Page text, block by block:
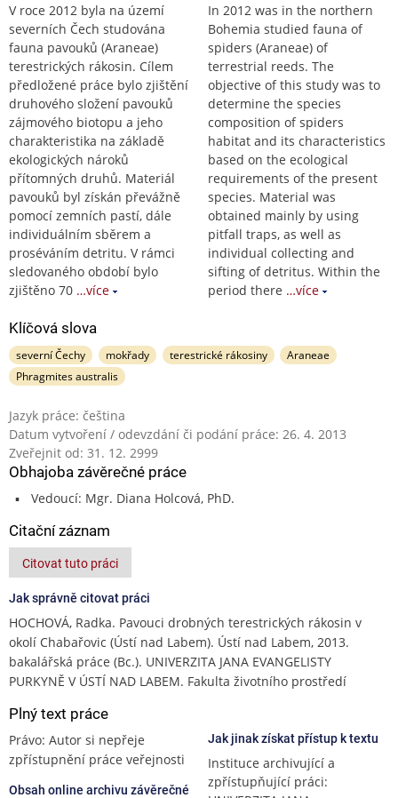
V roce 2012 byla na území
severních Čech studována
fauna pavouků (Araneae)
terestrických rákosin. Cílem
předložené práce bylo zjištění
druhového složení pavouků
zájmového biotopu a jeho
charakteristika na základě
ekologických nároků
přítomných druhů. Materiál
pavouků byl získán převážně
pomocí zemních pastí, dále
individuálním sběrem a
proséváním detritu. V rámci
sledovaného období bylo
zjištěno 70 …více
In 2012 was in the northern
Bohemia studied fauna of
spiders (Araneae) of
terrestrial reeds. The
objective of this study was to
determine the species
composition of spiders
habitat and its characteristics
based on the ecological
requirements of the present
species. Material was
obtained mainly by using
pitfall traps, as well as
individual collecting and
sifting of detritus. Within the
period there …více
Klíčová slova
severní Čechy mokřady terestrické rákosiny
Araneae
Phragmites australis
Jazyk práce: čeština
Datum vytvoření / odevzdání či podání práce: 26. 4. 2013
Zveřejnit od: 31. 12. 2999
Obhajoba závěrečné práce
Vedoucí: Mgr. Diana Holcová, PhD.
Citační záznam
Citovat tuto práci
Jak správně citovat práci
HOCHOVÁ, Radka. Pavouci drobných terestrických rákosin v
okolí Chabařovic (Ústí nad Labem). Ústí nad Labem, 2013.
bakalářská práce (Bc.). UNIVERZITA JANA EVANGELISTY
PURKYNĚ V ÚSTÍ NAD LABEM. Fakulta životního prostředí
Plný text práce
Právo: Autor si nepřeje
zpřístupnění práce veřejnosti
Obsah online archivu závěrečné
Jak jinak získat přístup k textu
Instituce archivující a
zpřístupňující práci: